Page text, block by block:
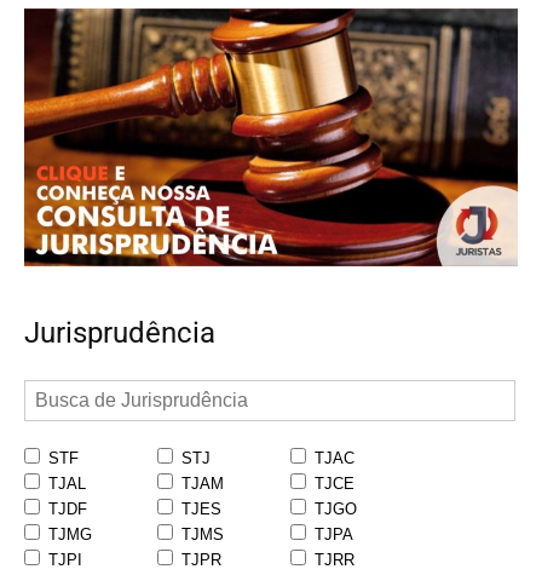
Jurisprudência
STF STJ
TJAC
TJAL
TJAM
TJCE
TJDF
TJES
TJGO
TJMG
TJMS
TJPA
TJPI
TJPR
TJRR